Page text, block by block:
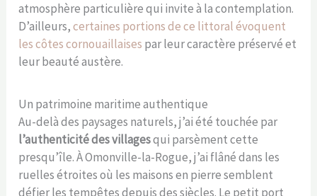
atmosphère particulière qui invite à la contemplation.
D’ailleurs,certaines portions de ce littoral évoquent
les côtes cornouaillaises par leur caractère préservé et
leur beauté austère.
Un patrimoine maritime authentique
Au-delà des paysages naturels, j’ai été touchée par
l’authenticité des villagesqui parsèment cette
presqu’île. À Omonville-la-Rogue, j’ai flâné dans les
ruelles étroites où les maisons en pierre semblent
défier les tempêtes depuis des siècles. Le petit port